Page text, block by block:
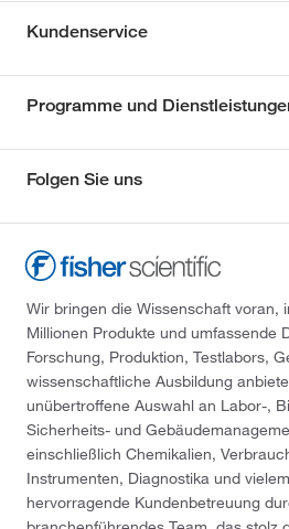
Kundenservice
Programme und
Folgen Sie uns
Wir bringen die Wissenschaft voran,
Millionen Produkte und umfassende
Forschung, Produktion, Testlabors,
wissenschaftliche Ausbildung
unübertroffene Auswahl an Labor-,
Sicherheits- und
einschließlich Chemikalien,
Instrumenten, Diagnostika und
hervorragende Kundenbetreuung